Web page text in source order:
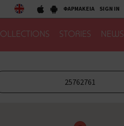
ΦΑΡΜΑΚΕΙΑ SIGN IN
STORIES NEWS
25762761